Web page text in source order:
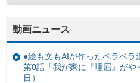
動画ニュース
●絵も文もAIが作ったペラペラ
第0話「我が家に『理屈』が
日）